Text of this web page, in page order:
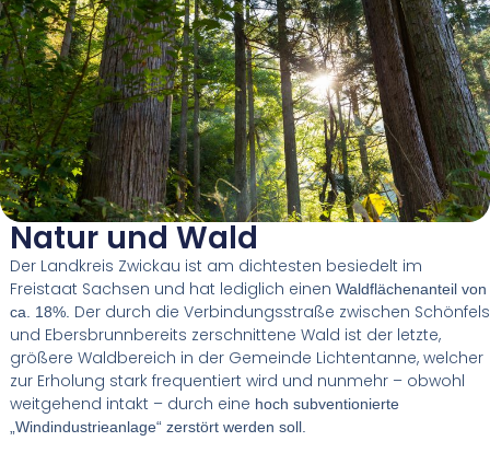
Natur und Wald
Der Landkreis Zwickau ist am dichtesten besiedelt im
Freistaat Sachsen und hat lediglich einen Waldflächenanteil von
ca. 18%. Der durch die Verbindungsstraße zwischen Schönfels
und Ebersbrunnbereits zerschnittene Wald ist der letzte,
größere Waldbereich in der Gemeinde Lichtentanne, welcher
zur Erholung stark frequentiert wird und nunmehr – obwohl
weitgehend intakt – durch eine hoch subventionierte
„Windindustrieanlage“ zerstört werden soll.